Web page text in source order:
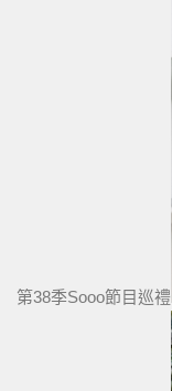
第38季Sooo節目巡禮